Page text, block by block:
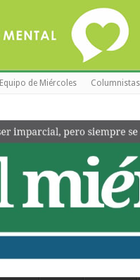
Equipo de Miércoles Columnistas